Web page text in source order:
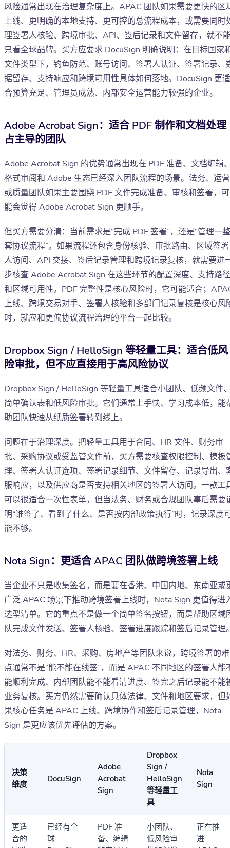
风险通常出现在治理复杂度上。APAC 团队如果需要更快的区
上线、更明确的本地支持、更可控的总流程成本，或需要同时
理签署人核验、跨境审批、API、签后记录和文件留存，就不
只看全球品牌。买方应要求 DocuSign 明确说明：在目标国家
文件类型下，钓鱼防范、账号访问、签署人认证、签署记录、
据留存、支持响应和跨境可用性具体如何落地。DocuSign 更适
合预算充足、管理员成熟、内部安全运营能力较强的企业。
Adobe Acrobat Sign：适合 PDF 制作和文档处理
占主导的团队
Adobe Acrobat Sign 的优势通常出现在 PDF 准备、文档编辑
格式审阅和 Adobe 生态已经深入团队流程的场景。法务、运营
或质量团队如果主要围绕 PDF 文件完成准备、审核和签署，可
能会觉得 Adobe Acrobat Sign 更顺手。
但买方需要分清：当前需求是“完成 PDF 签署”，还是“管理一整
套协议流程”。如果流程还包含身份核验、审批路由、区域签署
人访问、API 交接、签后记录管理和跨境记录复核，就需要进
步核查 Adobe Acrobat Sign 在这些环节的配置深度、支持路径
和区域可用性。PDF 完整性是核心风险时，它可能适合；
上线、跨境交易对手、签署人核验和多部门记录复核是核心风
时，就应和更偏协议流程治理的平台一起比较。
Dropbox Sign / HelloSign 等轻量工具：适合低风
险审批，但不应直接用于高风险协议
Dropbox Sign / HelloSign 等轻量工具适合小团队、低频文件
简单确认表和低风险审批。它们通常上手快、学习成本低，能
助团队快速从纸质签署转到线上。
问题在于治理深度。把轻量工具用于合同、HR 文件、财务审
批、采购协议或受监管文件前，买方需要核查权限控制、模板
理、签署人认证选项、签署记录细节、文件留存、记录导出、
服响应，以及供应商是否支持相关地区的签署人访问。一款工
可以很适合一次性表单，但当法务、财务或合规团队事后需要
明“谁签了、看到了什么、是否按内部政策执行”时，记录深度
能不够。
Nota Sign：更适合 APAC 团队做跨境签署上线
当企业不只是收集签名，而是要在香港、中国内地、东南亚或
广泛 APAC 场景下推动跨境签署上线时，Nota Sign 更值得进
选型清单。它的重点不是做一个简单签名按钮，而是帮助区域
队完成文件发送、签署人核验、签署进度跟踪和签后记录管理
对法务、财务、HR、采购、房地产等团队来说，跨境签署的难
点通常不是“能不能在线签”，而是 APAC 不同地区的签署人能
能顺利完成、内部团队能不能看清进度、签完之后记录能不能
业务复核。买方仍然需要确认具体法律、文件和地区要求，但
果核心任务是 APAC 上线、跨境协作和签后记录管理，Nota
Sign 是更应该优先评估的方案。
决策
维度
DocuSign
Adobe
Acrobat
Sign
Dropbox
Sign /
HelloSign
等轻量工
具
Nota
Sign
更适
合的
已经有全
球
PDF 准
备、编辑
小团队、
低风险审
正在推
进